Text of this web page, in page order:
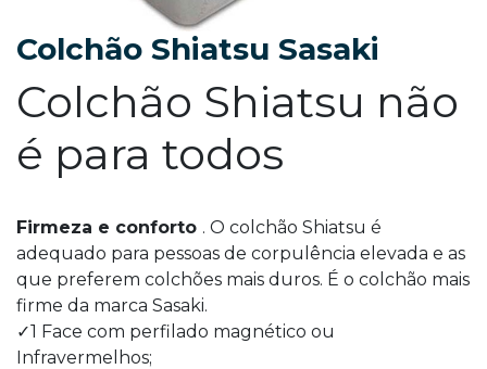
Colchão Shiatsu Sasaki
Colchão Shiatsu não
é para todos
Firmeza e conforto . O colchão Shiatsu é
adequado para pessoas de corpulência elevada e as
que preferem colchões mais duros. É o colchão mais
firme da marca Sasaki.
✓1 Face com perfilado magnético ou
Infravermelhos;